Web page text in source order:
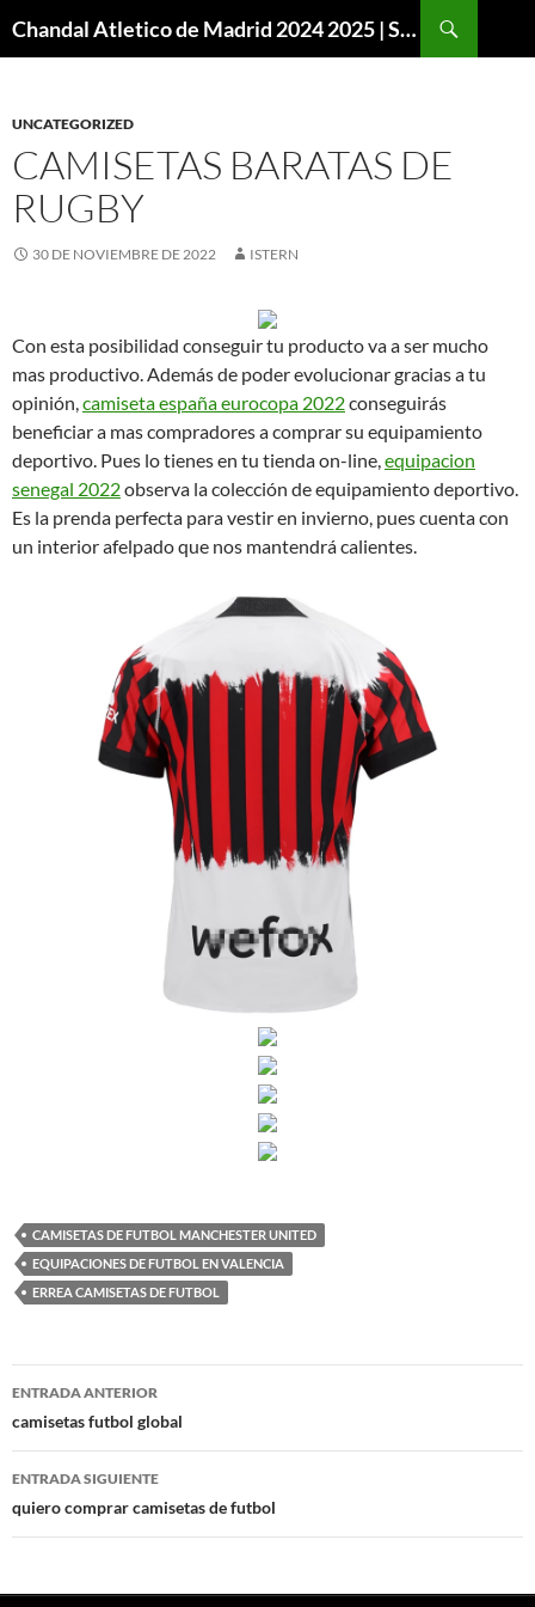
Chandal Atletico de Madrid 2024 2025 | SuperVigo
UNCATEGORIZED
CAMISETAS BARATAS DE
RUGBY
30 DE NOVIEMBRE DE 2022 ISTERN
Con esta posibilidad conseguir tu producto va a ser mucho
mas productivo. Además de poder evolucionar gracias a tu
opinión,camiseta españa eurocopa 2022conseguirás
beneficiar a mas compradores a comprar su equipamiento
deportivo. Pues lo tienes en tu tienda on-line,equipacion
senegal 2022observa la colección de equipamiento deportivo.
Es la prenda perfecta para vestir en invierno, pues cuenta con
un interior afelpado que nos mantendrá calientes.
CAMISETAS DE FUTBOL MANCHESTER UNITED
EQUIPACIONES DE FUTBOL EN VALENCIA
ERREA CAMISETAS DE FUTBOL
Navegación
de
entradas
ENTRADA ANTERIOR
camisetas futbol global
ENTRADA SIGUIENTE
quiero comprar camisetas de futbol